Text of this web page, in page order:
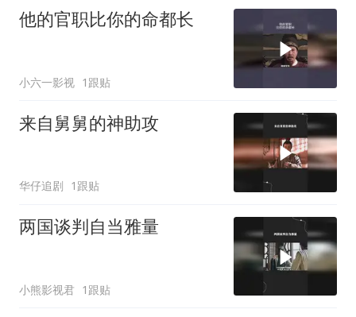
他的官职比你的命都长
小六一影视 1跟贴
来自舅舅的神助攻
华仔追剧 1跟贴
两国谈判自当雅量
小熊影视君 1跟贴